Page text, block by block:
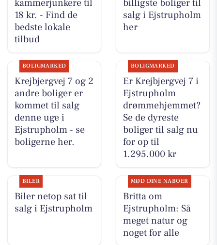
kammerjunkere til
18 kr. - Find de
bedste lokale
tilbud
billigste boliger til
salg i Ejstrupholm
her
BOLIGMARKED
Krejbjergvej 7 og 2
andre boliger er
kommet til salg
denne uge i
Ejstrupholm - se
boligerne her.
BOLIGMARKED
Er Krejbjergvej 7 i
Ejstrupholm
drømmehjemmet?
Se de dyreste
boliger til salg nu
for op til
1.295.000 kr
BILER
Biler netop sat til
salg i Ejstrupholm
MØD DINE NABOER
Britta om
Ejstrupholm: Så
meget natur og
noget for alle